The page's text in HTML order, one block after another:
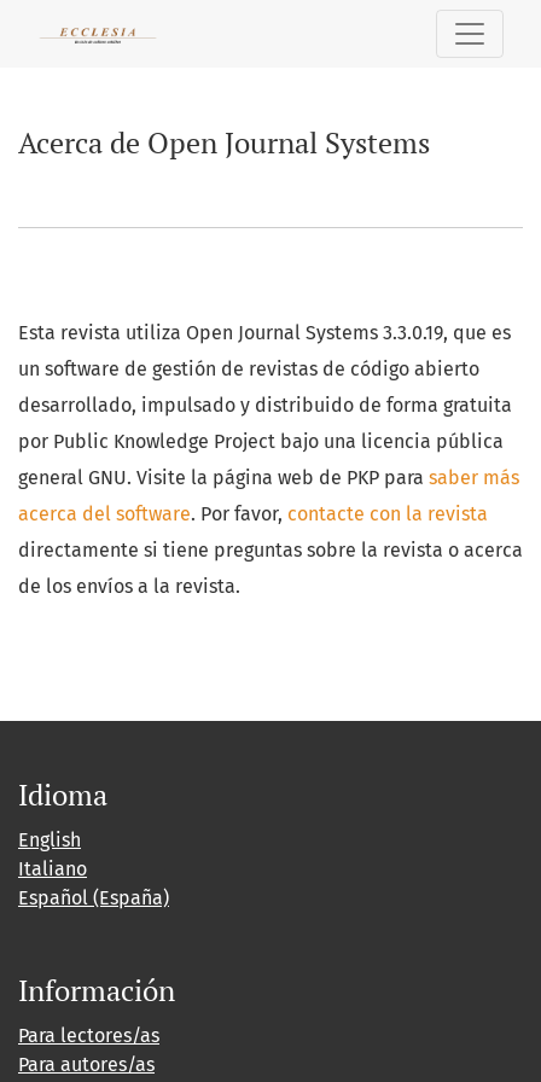
Acerca de Open Journal Systems
Esta revista utiliza Open Journal Systems 3.3.0.19, que es
un software de gestión de revistas de código abierto
desarrollado, impulsado y distribuido de forma gratuita
por Public Knowledge Project bajo una licencia pública
general GNU. Visite la página web de PKP para saber más
acerca del software. Por favor, contacte con la revista
directamente si tiene preguntas sobre la revista o acerca
de los envíos a la revista.
Idioma
English
Italiano
Español (España)
Información
Para lectores/as
Para autores/as